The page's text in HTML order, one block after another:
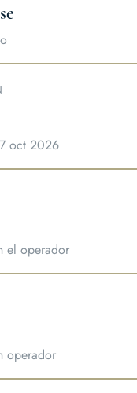
oct 2026
el operador
operador